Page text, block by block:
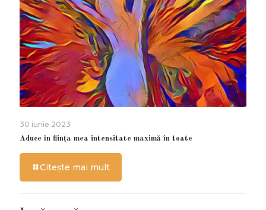
30 iunie 2023
Aduce în ființa mea intensitate maximă în toate
Citește mai mult